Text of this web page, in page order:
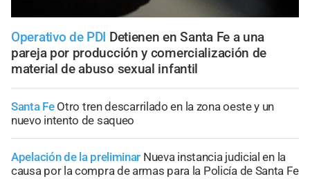
Operativo de PDI Detienen en Santa Fe a una
pareja por producción y comercialización de
material de abuso sexual infantil
Santa Fe Otro tren descarrilado en la zona oeste y un
nuevo intento de saqueo
Apelación de la preliminar Nueva instancia judicial en la
causa por la compra de armas para la Policía de Santa Fe